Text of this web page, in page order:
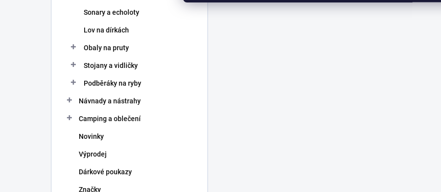
Sonary a echoloty
Lov na dírkách
Obaly na pruty
Stojany a vidličky
Podběráky na ryby
Návnady a nástrahy
Camping a oblečení
Novinky
Výprodej
Dárkové poukazy
Značky